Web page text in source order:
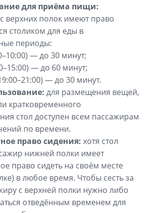
для приёма пищи:
верхних полок имеют право
столиком для еды в
периоды:
— до 30 минут;
— до 60 минут;
— до 30 минут.
для размещения вещей,
кратковременного
стол доступен всем пассажирам
по времени.
право сидения: хотя стол
нижней полки имеет
право сидеть на своём месте
в любое время. Чтобы сесть за
с верхней полки нужно либо
отведённым временем для